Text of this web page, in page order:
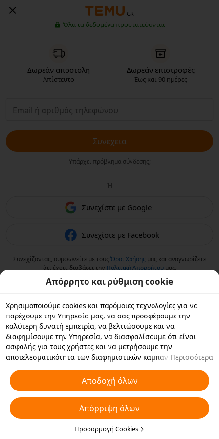
GR
Όλα τα δεδομένα προστατεύονται
Δωρεάν αποστολή
Απίστευτο
Δωρεάν επιστροφές
Έως και 90 ημέρες
Συνέχεια
Υπάρχει πρόβλημα σύνδεσης;
Ή
Συνεχίστε με Google
Συνεχίστε με Facebook
Συνεχίζοντας, συμφωνείτε με τους Όροι Χρήσης μας και αναγνωρίζετε
ότι έχετε διαβάσει την Πολιτική Aπορρήτουμας.
Απόρρητο και ρύθμιση cookie
Χρησιμοποιούμε cookies και παρόμοιες τεχνολογίες για να
παρέχουμε την Υπηρεσία μας, να σας προσφέρουμε την
καλύτερη δυνατή εμπειρία, να βελτιώσουμε και να
διαφημίσουμε την Υπηρεσία, να διασφαλίσουμε ότι είναι
ασφαλής για τους χρήστες και να μετρήσουμε την
αποτελεσματικότητα των διαφημιστικών καμπανιών. Εάν
συνεργάτες με τους οποίους συνεργαζόμαστε να αποθηκεύουν
cookies και παρόμοιες τεχνολογίες στη συσκευή σας για
διαφημιστικούς σκοπούς. Μπορείτε επίσης να κάνετε
"Απόρριψη όλων" για τα μη απαραίτητα cookie ή να επιλέξετε
ποιους τύπους cookies θέλετε να αποδεχτείτε ή να
απενεργοποιήσετε κάνοντας κλικ στην επιλογή "Προσαρμογή
Περισσότερα
Αποδοχή όλων
Απόρριψη όλων
Προσαρμογή Cookies